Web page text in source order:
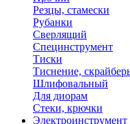
Резцы, стамески
Рубанки
Сверлящий
Специнструмент
Тиски
Тиснение,
Шлифовальный
Для диорам
Стеки, крючки
Электроинструмент